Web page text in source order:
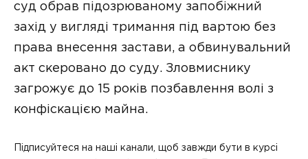
суд обрав підозрюваному запобіжний
захід у вигляді тримання під вартою без
права внесення застави, а обвинувальний
акт скеровано до суду. Зловмиснику
загрожує до 15 років позбавлення волі з
конфіскацією майна.
Підписуйтеся на наші канали, щоб завжди бути в курсі